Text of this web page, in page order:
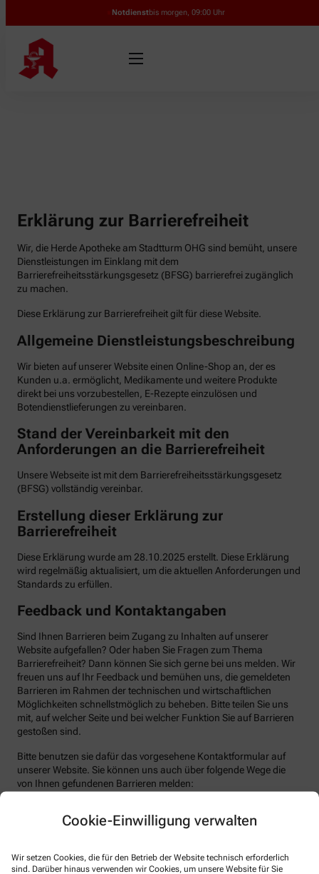
Cookie-Einwilligung verwalten
Wir setzen Cookies, die für den Betrieb der Website technisch erforderlich
sind. Darüber hinaus verwenden wir Cookies, um unsere Website für Sie
Notdienstbis morgen, 09:00 Uhr
Erklärung zur Barrierefreiheit
Wir, die Herde Apotheke am Stadtturm OHG sind bemüht, unsere
Dienstleistungen im Einklang mit dem
Barrierefreiheitsstärkungsgesetz (BFSG) barrierefrei zugänglich
zu machen.
Diese Erklärung zur Barrierefreiheit gilt für diese Website.
Allgemeine Dienstleistungsbeschreibung
Wir bieten auf unserer Website einen Online-Shop an, der es
Kunden u.a. ermöglicht, Medikamente und weitere Produkte
direkt bei uns vorzubestellen, E-Rezepte einzulösen und
Botendienstlieferungen zu vereinbaren.
Stand der Vereinbarkeit mit den
Anforderungen an die Barrierefreiheit
Unsere Webseite ist mit dem Barrierefreiheitsstärkungsgesetz
(BFSG) vollständig vereinbar.
Erstellung dieser Erklärung zur
Barrierefreiheit
Diese Erklärung wurde am 28.10.2025 erstellt. Diese Erklärung
wird regelmäßig aktualisiert, um die aktuellen Anforderungen und
Standards zu erfüllen.
Feedback und Kontaktangaben
Sind Ihnen Barrieren beim Zugang zu Inhalten auf unserer
Website aufgefallen? Oder haben Sie Fragen zum Thema
Barrierefreiheit? Dann können Sie sich gerne bei uns melden. Wir
freuen uns auf Ihr Feedback und bemühen uns, die gemeldeten
Barrieren im Rahmen der technischen und wirtschaftlichen
Möglichkeiten schnellstmöglich zu beheben. Bitte teilen Sie uns
mit, auf welcher Seite und bei welcher Funktion Sie auf Barrieren
gestoßen sind.
Bitte benutzen sie dafür das vorgesehene Kontaktformular auf
unserer Website. Sie können uns auch über folgende Wege die
von Ihnen gefundenen Barrieren melden:
Telefon: +49-6404-6671660
Postanschrift: Am Wall 29b 35423 Lich